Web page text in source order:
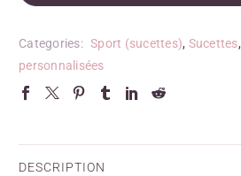
Categories: Sport (sucettes), Sucettes,
personnalisées
DESCRIPTION